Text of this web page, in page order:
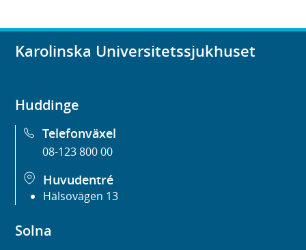
Karolinska Universitetssjukhuset
Huddinge
Telefonväxel
08-123 800 00
Huvudentré
Hälsovägen 13
Solna